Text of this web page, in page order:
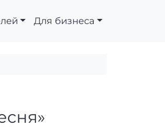
Для бизнеса
песня»